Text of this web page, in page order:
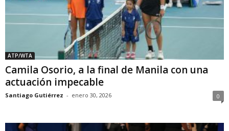
ATP/WTA
Camila Osorio, a la final de Manila con una
actuación impecable
Santiago Gutiérrez - enero 30, 2026 0